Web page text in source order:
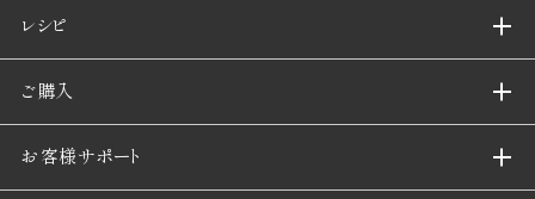
レシピ
ご購入
お客様サポート